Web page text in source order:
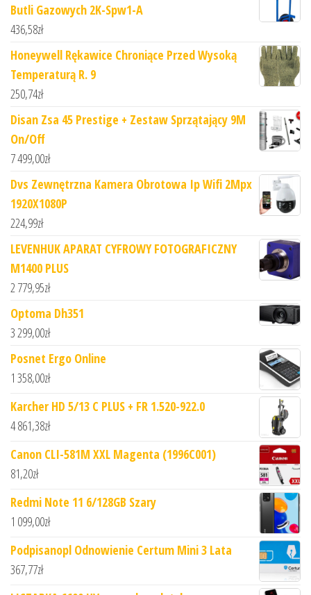
Butli Gazowych 2K-Spw1-A
436,58zł
Honeywell Rękawice Chroniące Przed Wysoką
Temperaturą R. 9
250,74zł
Disan Zsa 45 Prestige + Zestaw Sprzątający 9M
On/Off
7 499,00zł
Dvs Zewnętrzna Kamera Obrotowa Ip Wifi 2Mpx
1920X1080P
224,99zł
LEVENHUK APARAT CYFROWY FOTOGRAFICZNY
M1400 PLUS
2 779,95zł
Optoma Dh351
3 299,00zł
Posnet Ergo Online
1 358,00zł
Karcher HD 5/13 C PLUS + FR 1.520-922.0
4 861,38zł
Canon CLI-581M XXL Magenta (1996C001)
81,20zł
Redmi Note 11 6/128GB Szary
1 099,00zł
Podpisanopl Odnowienie Certum Mini 3 Lata
367,77zł